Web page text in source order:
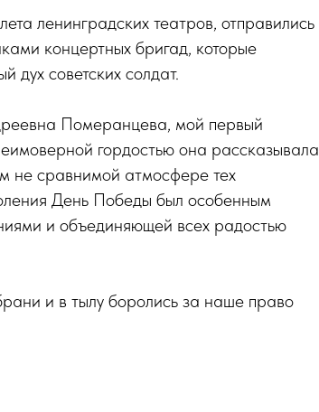
ленинградских театров, отправились
концертных бригад, которые
дух советских солдат.
Померанцева, мой первый
гордостью она рассказывала
не сравнимой атмосфере тех
День Победы был особенным
и объединяющей всех радостью
и в тылу боролись за наше право